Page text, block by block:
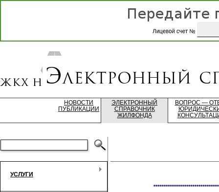
НОВОСТИ
ПУБЛИКАЦИИ
ЭЛЕКТРОННЫЙ
СПРАВОЧНИК
ЖИЛФОНДА
ВОПРОС —
УСЛУГИ